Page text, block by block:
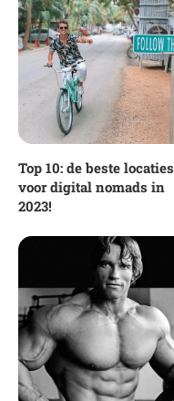
Top 10: de beste locaties
voor digital nomads in
2023!